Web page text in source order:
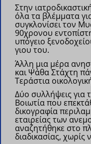
Στην
όλα τα βλέμματα
συγκλονίσει τον
90χρονου
υπόγειο
γιου του.
Άλλη μια μέρα
και Ψάθα Στάχτη
Τεράστια
Δύο συλλήψεις για
Βοιωτία που
δικογραφία
εταιρείας των
αναζητήθηκε στο
διαδικασίας, χωρίς